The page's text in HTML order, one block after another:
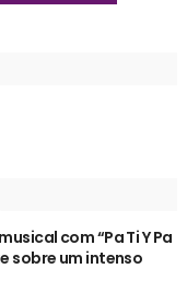
com “Pa Ti Y Pa
sobre um intenso